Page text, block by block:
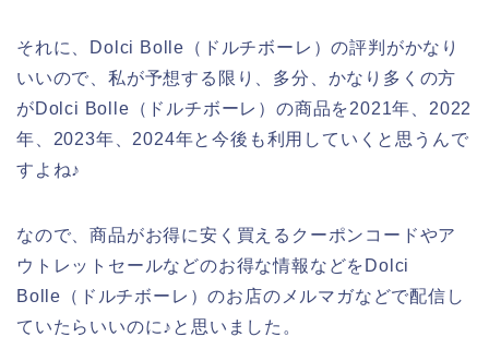
それに、Dolci Bolle（ドルチボーレ）の評判がかなり
いいので、私が予想する限り、多分、かなり多くの方
がDolci Bolle（ドルチボーレ）の商品を2021年、2022
年、2023年、2024年と今後も利用していくと思うんで
すよね♪
なので、商品がお得に安く買えるクーポンコードやア
ウトレットセールなどのお得な情報などをDolci
Bolle（ドルチボーレ）のお店のメルマガなどで配信し
ていたらいいのに♪と思いました。